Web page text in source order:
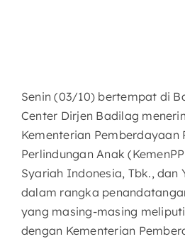
Senin (03/10) bertempat di
Center Dirjen Badilag
Kementerian Pemberdayaan
Perlindungan Anak
Syariah Indonesia, Tbk., dan
dalam rangka
yang masing-masing
dengan Kementerian